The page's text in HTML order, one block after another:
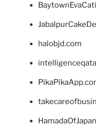
halobjd.com